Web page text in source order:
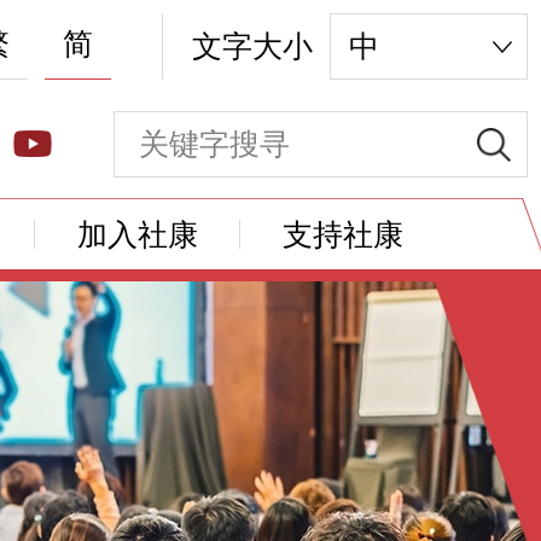
简 文字大小 中
加入社康 支持社康